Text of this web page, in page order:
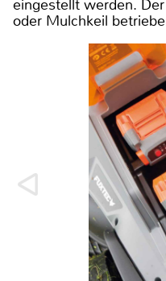
eingestellt werden.
oder Mulchkeil